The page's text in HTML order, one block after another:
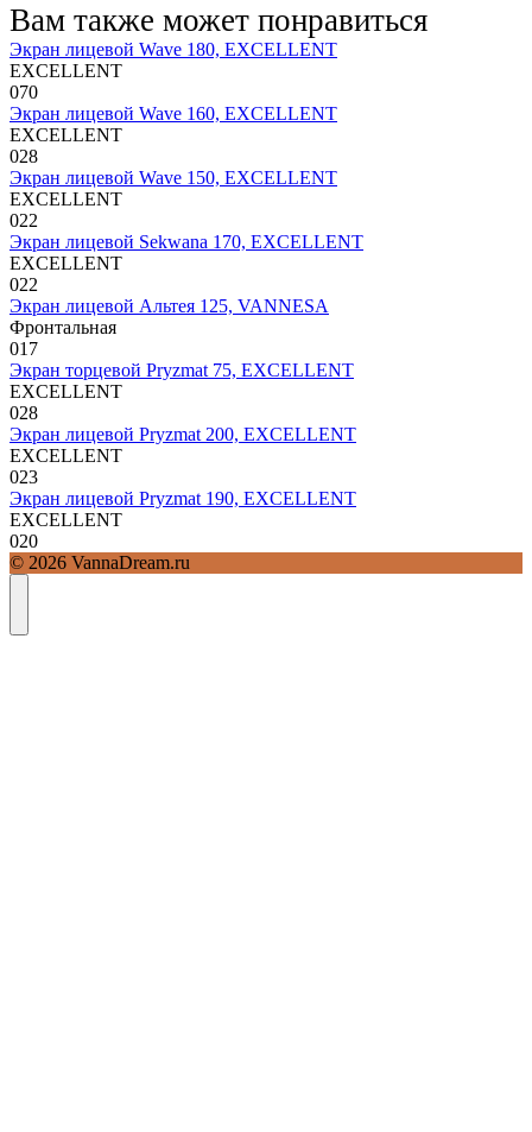
Вам также может понравиться
Экран лицевой Wave 180, EXCELLENT
EXCELLENT
070
Экран лицевой Wave 160, EXCELLENT
EXCELLENT
028
Экран лицевой Wave 150, EXCELLENT
EXCELLENT
022
Экран лицевой Sekwana 170, EXCELLENT
EXCELLENT
022
Экран лицевой Альтея 125, VANNESA
Фронтальная
017
Экран торцевой Pryzmat 75, EXCELLENT
EXCELLENT
028
Экран лицевой Pryzmat 200, EXCELLENT
EXCELLENT
023
Экран лицевой Pryzmat 190, EXCELLENT
EXCELLENT
020
© 2026 VannaDream.ru